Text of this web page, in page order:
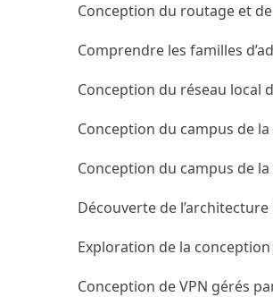
Conception du routage et
Comprendre les familles
Conception du réseau local
Conception du campus de
Conception du campus de
Découverte de l’architecture
Exploration de la conception
Conception de VPN gérés